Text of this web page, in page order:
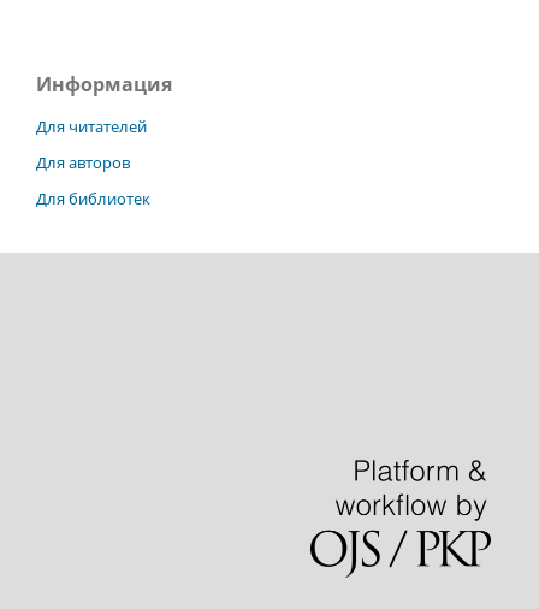
Информация
Для читателей
Для авторов
Для библиотек